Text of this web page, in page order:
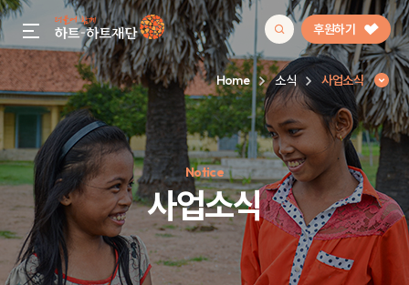
gnb menu open 후원하기
인기 키워드
#정기후원#하트플레이스#캠페인#팬덤후원
Home 소식 사업소식
Notice
사업소식